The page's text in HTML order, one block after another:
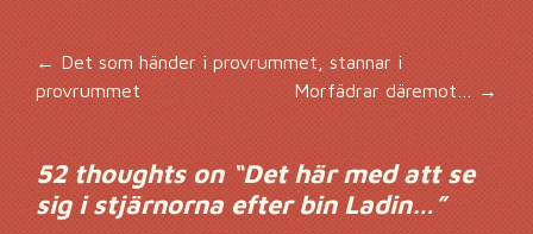
Inläggsnavigering
← Det som händer i provrummet, stannar i
provrummet
Morfädrar däremot…→
52 thoughts on “Det här med att se
sig i stjärnorna efter bin Ladin…”